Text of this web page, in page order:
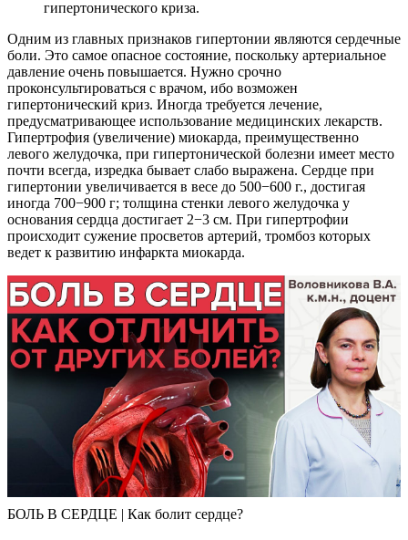
гипертонического криза.
Одним из главных признаков гипертонии являются сердечные
боли. Это самое опасное состояние, поскольку артериальное
давление очень повышается. Нужно срочно
проконсультироваться с врачом, ибо возможен
гипертонический криз. Иногда требуется лечение,
предусматривающее использование медицинских лекарств.
Гипертрофия (увеличение) миокарда, преимущественно
левого желудочка, при гипертонической болезни имеет место
почти всегда, изредка бывает слабо выражена. Сердце при
гипертонии увеличивается в весе до 500−600 г., достигая
иногда 700−900 г; толщина стенки левого желудочка у
основания сердца достигает 2−3 см. При гипертрофии
происходит сужение просветов артерий, тромбоз которых
ведет к развитию инфаркта миокарда.
БОЛЬ В СЕРДЦЕ | Как болит сердце?